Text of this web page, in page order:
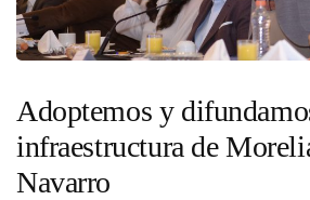
Adoptemos y
infraestructura de
Navarro